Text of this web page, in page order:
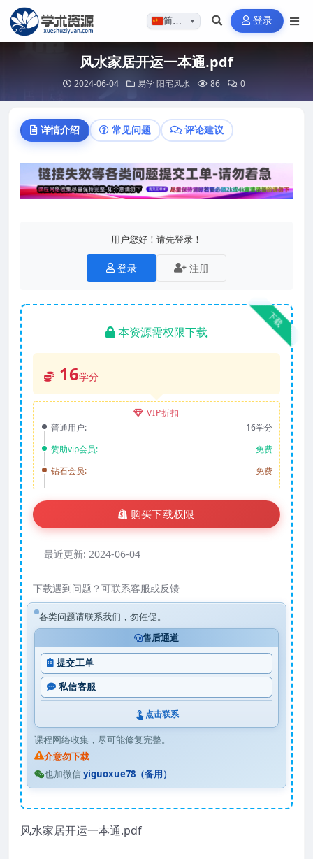
简体…▼ 登录
风水家居开运一本通.pdf
2024-06-04 易学 阳宅风水 86 0
详情介绍 常见问题 评论建议
用户您好！请先登录！
登录 注册
下载
本资源需权限下载
16学分
VIP折扣
普通用户:
16学分
赞助vip会员:
免费
钻石会员:
免费
购买下载权限
最近更新: 2024-06-04
下载遇到问题？可联系客服或反馈
各类问题请联系我们，勿催促。
售后通道
提交工单
私信客服
点击联系
课程网络收集，尽可能修复完整。
介意勿下载
也加微信yiguoxue78（备用）
风水家居开运一本通.pdf